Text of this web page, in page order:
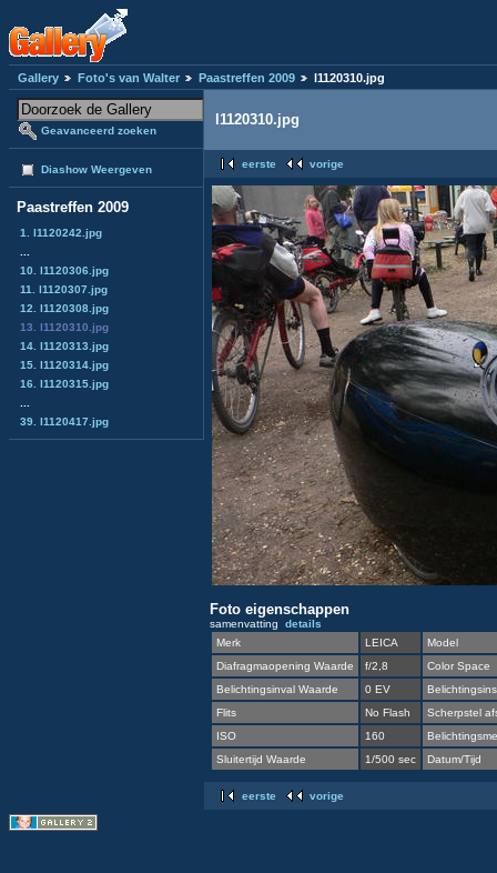
Gallery Foto's van Walter Paastreffen 2009 l1120310.jpg
Geavanceerd zoeken
Diashow Weergeven
Paastreffen 2009
1. l1120242.jpg
10. l1120306.jpg
11. l1120307.jpg
12. l1120308.jpg
13. l1120310.jpg
14. l1120313.jpg
15. l1120314.jpg
16. l1120315.jpg
39. l1120417.jpg
l1120310.jpg
eerste vorige
Foto eigenschappen
samenvatting details
Merk
LEICA
Model
Diafragmaopening Waarde
f/2,8
Color Space
Belichtingsinval Waarde
0 EV
Flits
No Flash
Scherpstel
ISO
160
Sluitertijd Waarde
1/500 sec Datum/Tijd
eerste vorige